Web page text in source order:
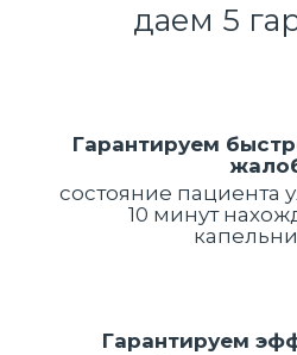
даем 5
Гарантируем
состояние пациента
10 минут
Гарантируем